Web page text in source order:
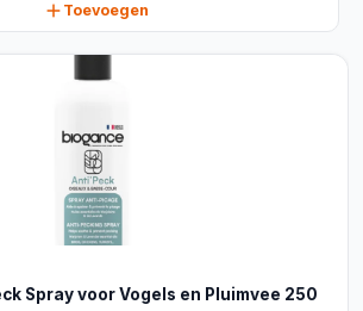
Toevoegen
Spray voor Vogels en Pluimvee 250